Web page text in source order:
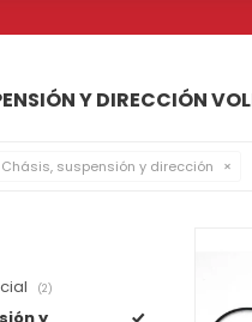
Y DIRECCIÓN
Chásis, suspensión y dirección
(2)